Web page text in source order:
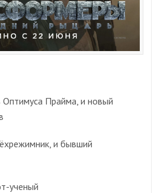
Оптимуса Прайма, и новый
и бывший
ученый